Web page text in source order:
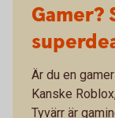
Gamer?
Är du en
Kanske
Tyvärr är